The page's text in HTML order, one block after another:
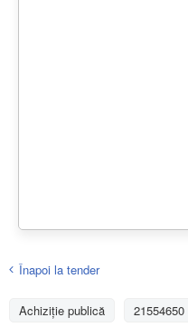
Înapoi la tender
Achiziţie publică 21554650